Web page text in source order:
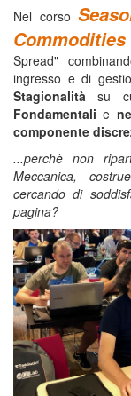
Nel corso
Commodities
Spread"
ingresso e di
Stagionalità su
Fondamentali e
componente
...perchè non
Meccanica,
cercando di
pagina?